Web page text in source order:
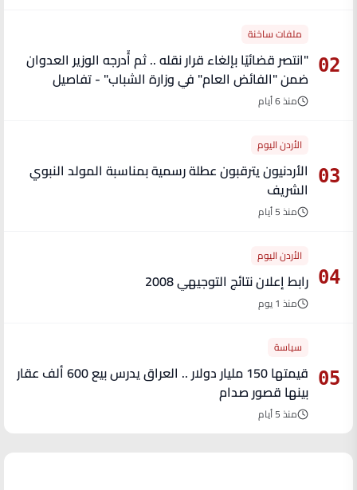
02
ملفات ساخنة
"انتصر قضائيًا بإلغاء قرار نقله .. ثم أُدرجه الوزير العدوان
ضمن "الفائض العام" في وزارة الشباب" - تفاصيل
منذ 6 أيام
03
الأردن اليوم
الأردنيون يترقبون عطلة رسمية بمناسبة المولد النبوي
الشريف
منذ 5 أيام
04
الأردن اليوم
رابط إعلان نتائج التوجيهي 2008
منذ 1 يوم
05
سياسة
قيمتها 150 مليار دولار .. العراق يدرس بيع 600 ألف عقار
بينها قصور صدام
منذ 5 أيام